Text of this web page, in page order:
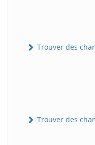
Trouver des
Trouver des